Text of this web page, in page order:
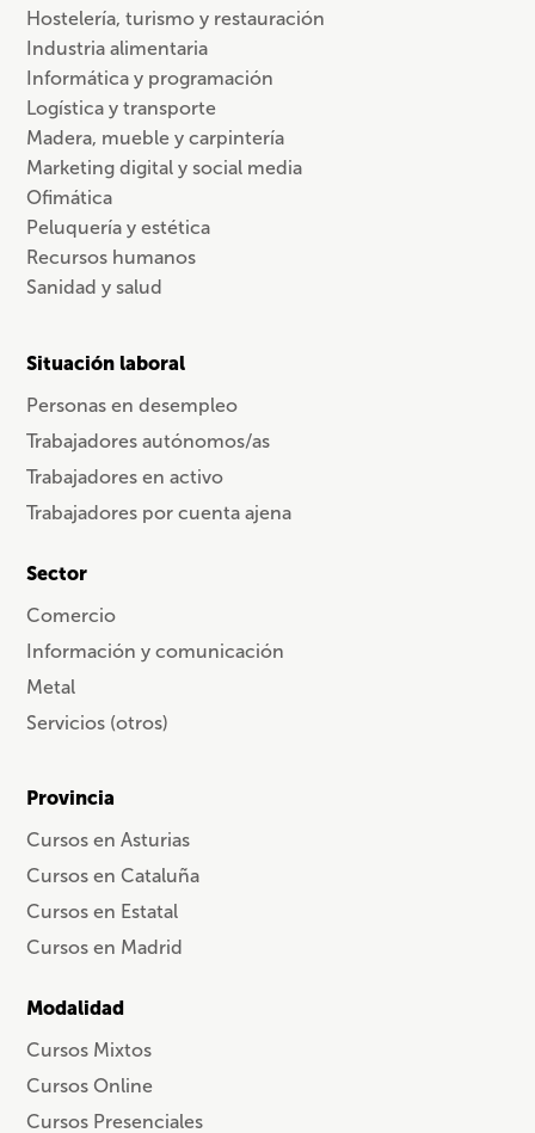
Hostelería, turismo y restauración
Industria alimentaria
Informática y programación
Logística y transporte
Madera, mueble y carpintería
Marketing digital y social media
Ofimática
Peluquería y estética
Recursos humanos
Sanidad y salud
Situación laboral
Personas en desempleo
Trabajadores autónomos/as
Trabajadores en activo
Trabajadores por cuenta ajena
Sector
Comercio
Información y comunicación
Metal
Servicios (otros)
Provincia
Cursos en Asturias
Cursos en Cataluña
Cursos en Estatal
Cursos en Madrid
Modalidad
Cursos Mixtos
Cursos Online
Cursos Presenciales